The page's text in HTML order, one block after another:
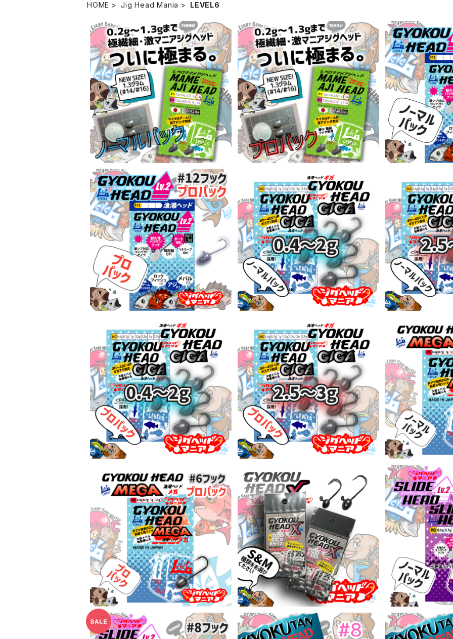
HOME Jig Head Mania LEVEL6
レベロクマメアジヘッド #16·#14ノー
マルパック【JigHead Mania】 各サ
イズ
¥495
プロパック レベロクマメアジヘッド #1
6·#14【JigHead Mania】 各サイズ
¥1,375
漁港ヘッド
【
漁港ヘッドLv.2#12 プロパック 各サイ
ズ【JigheadMania】
¥1,188
漁港ヘッドGIGA #6Gノーマルパック
0.4～2g【JigHead Mania】
¥495
漁港ヘッドGIGA
2.5～3g【
漁港ヘッドGIGA #6G プロパック 0.
4～2g【JigHead Mania】
¥946
漁港ヘッドGIGA #6G プロパック 2.
5～3g【JigHead Mania】
¥792
漁港ヘッド
各サイズ【
漁港ヘッドMEGA #6 プロパック 各サ
イズ【JigHead Mania】
¥880
【ノーマルパック】漁港ヘッドクロスS
(#10)·M(#8) 各ウエイト
¥495
スライドヘッド
ク 各ウエイト